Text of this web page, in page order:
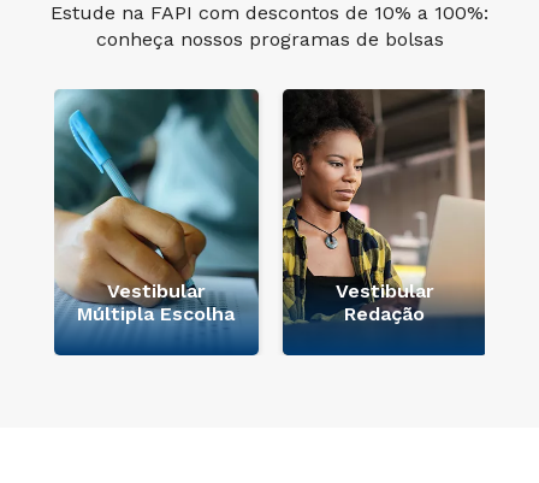
Estude na FAPI com descontos de 10% a 100%:
conheça nossos programas de bolsas
Vestibular
Múltipla Escolha
Vestibular
Redação